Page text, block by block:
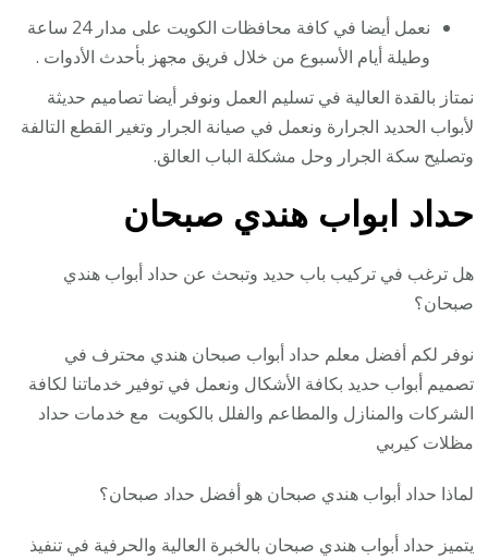
نعمل أيضا في كافة محافظات الكويت على مدار 24 ساعة
وطيلة أيام الأسبوع من خلال فريق مجهز بأحدث الأدوات .
نمتاز بالقدة العالية في تسليم العمل ونوفر أيضا تصاميم حديثة
لأبواب الحديد الجرارة ونعمل في صيانة الجرار وتغير القطع التالفة
وتصليح سكة الجرار وحل مشكلة الباب العالق.
حداد ابواب هندي صبحان
هل ترغب في تركيب باب حديد وتبحث عن حداد أبواب هندي
صبحان؟
نوفر لكم أفضل معلم حداد أبواب صبحان هندي محترف في
تصميم أبواب حديد بكافة الأشكال ونعمل في توفير خدماتنا لكافة
الشركات والمنازل والمطاعم والفلل بالكويت مع خدمات حداد
مظلات كيربي
لماذا حداد أبواب هندي صبحان هو أفضل حداد صبحان؟
يتميز حداد أبواب هندي صبحان بالخبرة العالية والحرفية في تنفيذ